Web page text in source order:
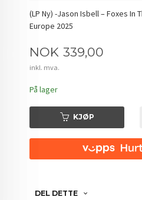
(LP Ny) -Jason Isbell – Foxes In
Europe 2025
Pris
NOK 339,00
inkl. mva.
På lager
KJØP
DEL DETTE